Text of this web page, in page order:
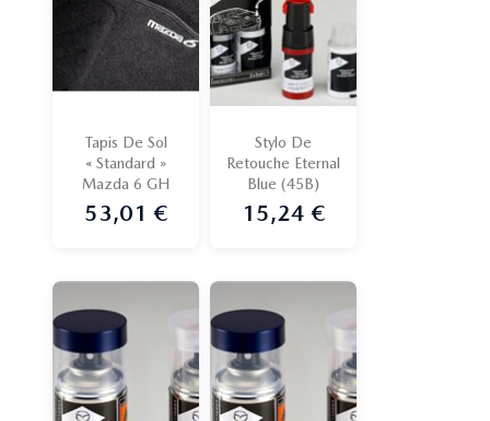
Tapis De Sol
« Standard »
Mazda 6 GH
Prix
53,01 €
Stylo De
Retouche Eternal
Blue (45B)
Prix
15,24 €